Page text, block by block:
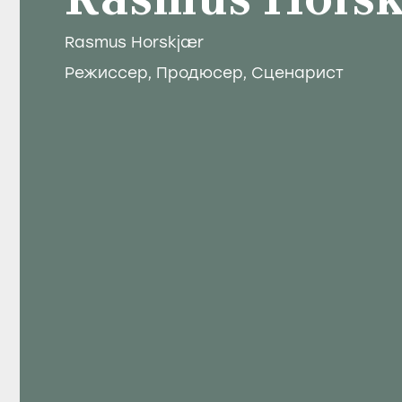
Rasmus Horskjær
Режиссер, Продюсер, Сценарист